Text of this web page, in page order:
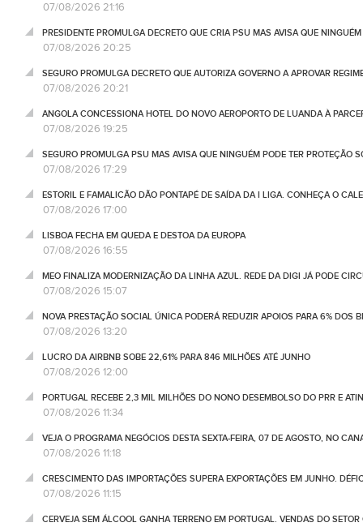
07/08/2026 21:16
PRESIDENTE PROMULGA DECRETO QUE CRIA PSU MAS AVISA QUE
07/08/2026 20:25
SEGURO PROMULGA DECRETO QUE AUTORIZA GOVERNO A APROVAR
07/08/2026 20:21
ANGOLA CONCESSIONA HOTEL DO NOVO AEROPORTO DE LUANDA À
07/08/2026 19:25
SEGURO PROMULGA PSU MAS AVISA QUE NINGUÉM PODE TER PROTEÇÃO
07/08/2026 17:29
ESTORIL E FAMALICÃO DÃO PONTAPÉ DE SAÍDA DA I LIGA. CONHEÇA O
07/08/2026 17:00
LISBOA FECHA EM QUEDA E DESTOA DA EUROPA
07/08/2026 16:55
MEO FINALIZA MODERNIZAÇÃO DA LINHA AZUL. REDE DA DIGI JÁ PODE
07/08/2026 15:07
NOVA PRESTAÇÃO SOCIAL ÚNICA PODERÁ REDUZIR APOIOS PARA 6% DOS
07/08/2026 13:20
LUCRO DA AIRBNB SOBE 22,61% PARA 846 MILHÕES ATÉ JUNHO
07/08/2026 12:00
PORTUGAL RECEBE 2,3 MIL MILHÕES DO NONO DESEMBOLSO DO PRR E
07/08/2026 11:34
VEJA O PROGRAMA NEGÓCIOS DESTA SEXTA-FEIRA, 07 DE AGOSTO, NO
07/08/2026 11:18
CRESCIMENTO DAS IMPORTAÇÕES SUPERA EXPORTAÇÕES EM JUNHO.
07/08/2026 11:15
CERVEJA SEM ÁLCOOL GANHA TERRENO EM PORTUGAL. VENDAS DO